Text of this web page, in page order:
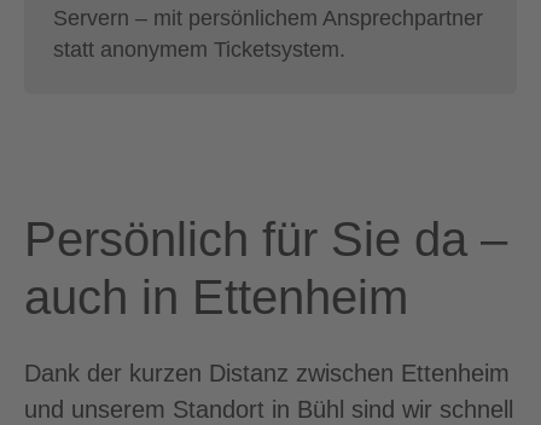
Servern – mit persönlichem Ansprechpartner
statt anonymem Ticketsystem.
Persönlich für Sie da –
auch in Ettenheim
Dank der kurzen Distanz zwischen Ettenheim
und unserem Standort in Bühl sind wir schnell